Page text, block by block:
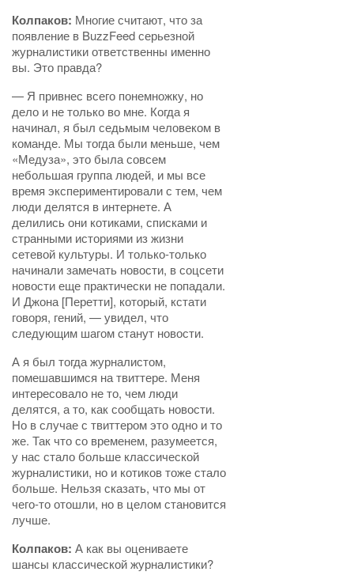
Колпаков: Многие считают, что за
появление в BuzzFeed серьезной
журналистики ответственны именно
вы. Это правда?
— Я привнес всего понемножку, но
дело и не только во мне. Когда я
начинал, я был седьмым человеком в
команде. Мы тогда были меньше, чем
«Медуза», это была совсем
небольшая группа людей, и мы все
время экспериментировали с тем, чем
люди делятся в интернете. А
делились они котиками, списками и
странными историями из жизни
сетевой культуры. И только-только
начинали замечать новости, в соцсети
новости еще практически не попадали.
И Джона [Перетти], который, кстати
говоря, гений, — увидел, что
следующим шагом станут новости.
А я был тогда журналистом,
помешавшимся на твиттере. Меня
интересовало не то, чем люди
делятся, а то, как сообщать новости.
Но в случае с твиттером это одно и то
же. Так что со временем, разумеется,
у нас стало больше классической
журналистики, но и котиков тоже стало
больше. Нельзя сказать, что мы от
чего-то отошли, но в целом становится
лучше.
Колпаков: А как вы оцениваете
шансы классической журналистики?